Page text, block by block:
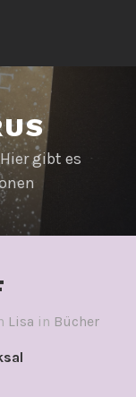
gibt es
Lisa in Bücher